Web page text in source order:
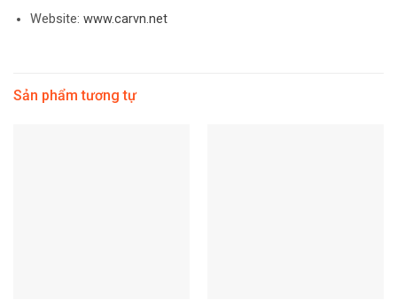
Website: www.carvn.net
Sản phẩm tương tự